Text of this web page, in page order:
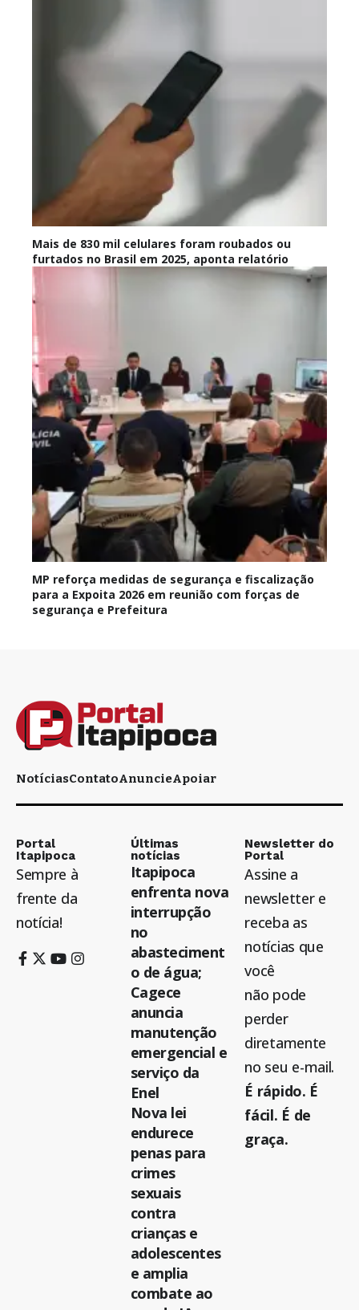
Mais de 830 mil celulares foram roubados ou
furtados no Brasil em 2025, aponta relatório
MP reforça medidas de segurança e fiscalização
para a Expoita 2026 em reunião com forças de
segurança e Prefeitura
NotíciasContatoAnuncieApoiar
Portal
Itapipoca
Sempre à
frente da
notícia!
Últimas
notícias
Itapipoca
enfrenta nova
interrupção
no
abasteciment
o de água;
Cagece
anuncia
manutenção
emergencial e
serviço da
Enel
Nova lei
endurece
penas para
crimes
sexuais
contra
crianças e
adolescentes
e amplia
combate ao
Newsletter do
Portal
Assine a
newsletter e
receba as
notícias que
você
não pode
perder
diretamente
no seu e-mail.
É rápido. É
fácil. É de
graça.